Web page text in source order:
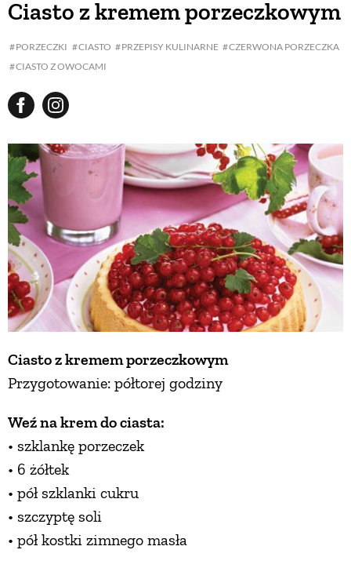
Ciasto z kremem porzeczkowym
PORZECZKI CIASTO PRZEPISY KULINARNE
CZERWONA PORZECZKA
CIASTO Z OWOCAMI
Ciasto z kremem porzeczkowym
Przygotowanie: półtorej godziny
Weź na krem do ciasta:
• szklankę porzeczek
• 6 żółtek
• pół szklanki cukru
• szczyptę soli
• pół kostki zimnego masła
BUDUJEMY DOM
WARZYWA I OWOCE
ROŚLINY OGRODOWE
PORADY
ZIELEŃ W DOMU
NATURALNIE
NATURALNA APTECZKA
DLA DOMU